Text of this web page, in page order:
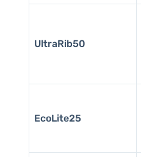
UltraRib50
EcoLite25